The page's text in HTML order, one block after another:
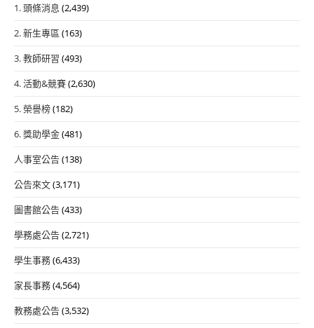
1. 頭條消息 (2,439)
2. 新生專區 (163)
3. 教師研習 (493)
4. 活動&競賽(2,630)
5. 榮譽榜(182)
6. 獎助學金(481)
人事室公告(138)
公告來文(3,171)
圖書館公告(433)
學務處公告(2,721)
學生事務(6,433)
家長事務(4,564)
教務處公告(3,532)